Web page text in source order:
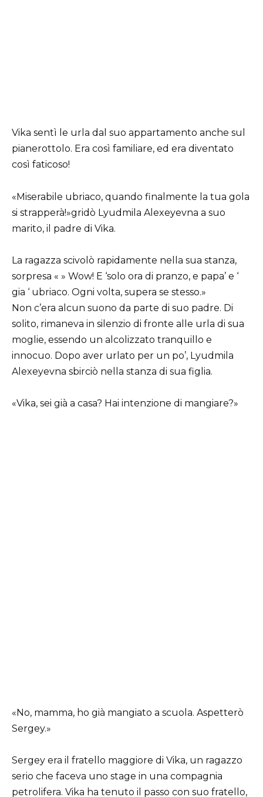
Vika sentì le urla dal suo appartamento anche sul
pianerottolo. Era così familiare, ed era diventato
così faticoso!
«Miserabile ubriaco, quando finalmente la tua gola
si strapperà!»gridò Lyudmila Alexeyevna a suo
marito, il padre di Vika.
La ragazza scivolò rapidamente nella sua stanza,
sorpresa « » Wow! E ‘solo ora di pranzo, e papa’ e ‘
gia ‘ ubriaco. Ogni volta, supera se stesso.»
Non c’era alcun suono da parte di suo padre. Di
solito, rimaneva in silenzio di fronte alle urla di sua
moglie, essendo un alcolizzato tranquillo e
innocuo. Dopo aver urlato per un po’, Lyudmila
Alexeyevna sbirciò nella stanza di sua figlia.
«Vika, sei già a casa? Hai intenzione di mangiare?»
«No, mamma, ho già mangiato a scuola. Aspetterò
Sergey.»
Sergey era il fratello maggiore di Vika, un ragazzo
serio che faceva uno stage in una compagnia
petrolifera. Vika ha tenuto il passo con suo fratello,